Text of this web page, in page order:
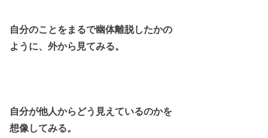
自分のことをまるで幽体離脱したかの
ように、外から見てみる。
自分が他人からどう見えているのかを
想像してみる。